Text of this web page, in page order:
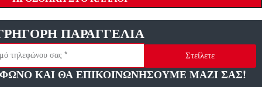
ΠΑΡΑΓΓΕΛΙΑ
Στείλετε
ΚΑΙ ΘΑ ΕΠΙΚΟΙΝΩΝΗΣΟΥΜΕ ΜΑΖΙ ΣΑΣ!